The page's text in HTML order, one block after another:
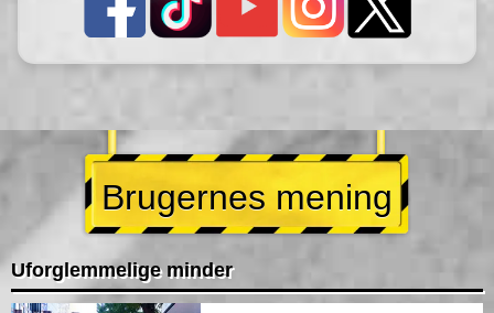
Brugernes mening
Uforglemmelige minder